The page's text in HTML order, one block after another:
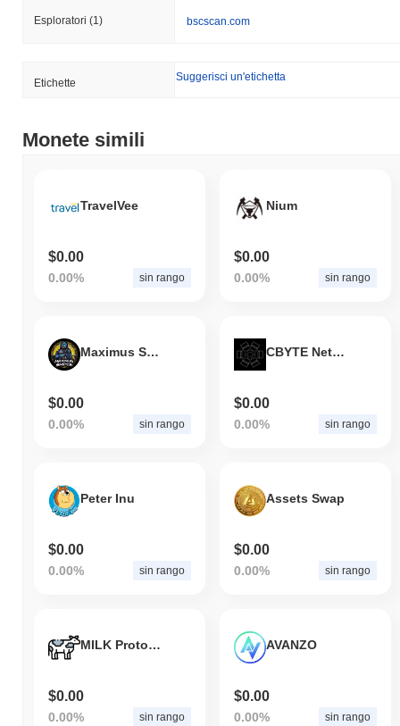
Esploratori (1) bscscan.com
Etichette Suggerisci un'etichetta
Monete simili
TravelVee
$0.00
0.00% sin rango
Nium
$0.00
0.00% sin rango
Maximus Sniper
$0.00
0.00% sin rango
CBYTE Network
$0.00
0.00% sin rango
Peter Inu
$0.00
0.00% sin rango
Assets Swap
$0.00
0.00% sin rango
MILK Protocol
$0.00
0.00% sin rango
AVANZO
$0.00
0.00% sin rango